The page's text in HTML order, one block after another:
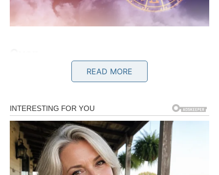
Ovnovi danas mogu osetiti snažan nalet energije koji ih
sopstvenu sudbinu. Tokom dana može se pojaviti
situacija koja će od vas zahtevati brzu odluku. Iako na prvi
pogled može delovati kao izazov, upravo tu leži prilika
koja može promeniti mnogo toga u vašem životu.
Moguće je da ćete dobiti poruku ili poziv koji će vas
READ MORE